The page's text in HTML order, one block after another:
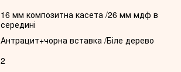
16 мм композитна касета /26 мм мдф в
середині
Антрацит+чорна вставка /Біле дерево
2